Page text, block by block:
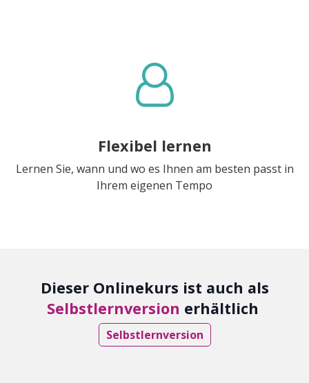
Flexibel lernen
Lernen Sie, wann und wo es Ihnen am besten passt in
Ihrem eigenen Tempo
Dieser Onlinekurs ist auch als
Selbstlernversion erhältlich
Selbstlernversion